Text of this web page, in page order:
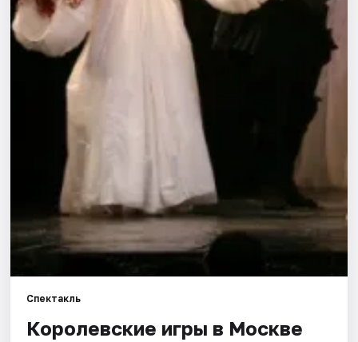
Города
Площадки
Артисты
Спектакль
Королевские игры в Москве